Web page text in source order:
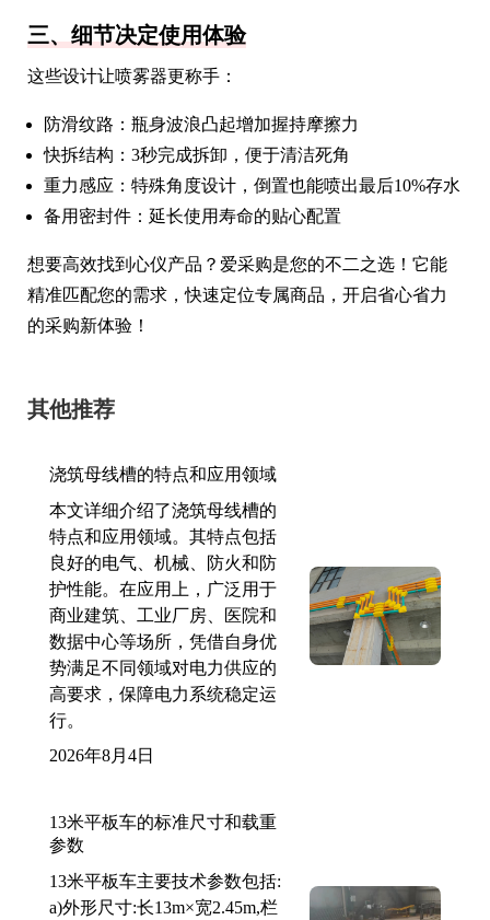
三、细节决定使用体验
这些设计让喷雾器更称手：
防滑纹路：瓶身波浪凸起增加握持摩擦力
快拆结构：3秒完成拆卸，便于清洁死角
重力感应：特殊角度设计，倒置也能喷出最后10%存水
备用密封件：延长使用寿命的贴心配置
想要高效找到心仪产品？爱采购是您的不二之选！它能
精准匹配您的需求，快速定位专属商品，开启省心省力
的采购新体验！
其他推荐
浇筑母线槽的特点和应用领域
本文详细介绍了浇筑母线槽的
特点和应用领域。其特点包括
良好的电气、机械、防火和防
护性能。在应用上，广泛用于
商业建筑、工业厂房、医院和
数据中心等场所，凭借自身优
势满足不同领域对电力供应的
高要求，保障电力系统稳定运
行。
2026年8月4日
13米平板车的标准尺寸和载重
参数
13米平板车主要技术参数包括:
a)外形尺寸:长13m×宽2.45m,栏